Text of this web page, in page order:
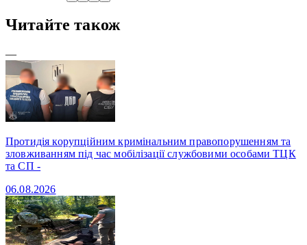
Читайте також
—
Протидія корупційним кримінальним правопорушенням та
зловживанням під час мобілізації службовими особами ТЦК
та СП -
06.08.2026